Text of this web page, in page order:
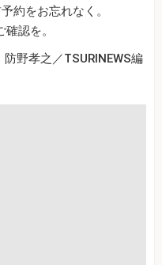
約をお忘れなく。
認を。
野孝之／TSURINEWS編